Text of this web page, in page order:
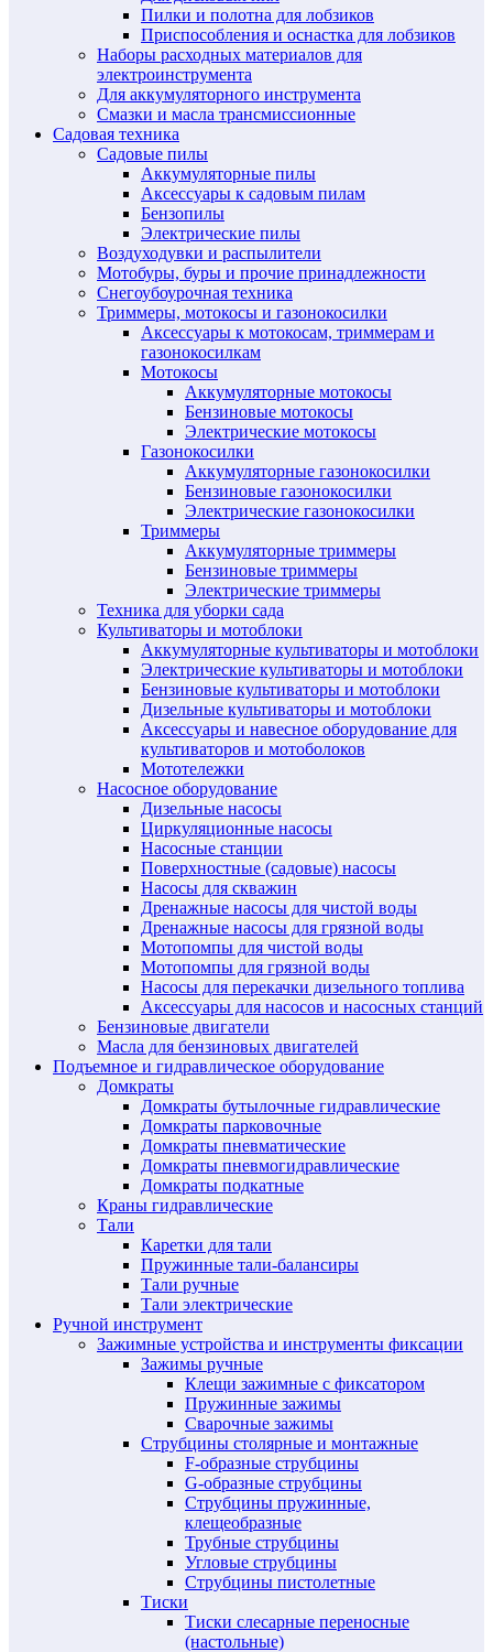
Пилки и полотна для лобзиков
Приспособления и оснастка для лобзиков
Наборы расходных материалов для
электроинструмента
Для аккумуляторного инструмента
Смазки и масла трансмиссионные
Садовая техника
Садовые пилы
Аккумуляторные пилы
Аксессуары к садовым пилам
Бензопилы
Электрические пилы
Воздуходувки и распылители
Мотобуры, буры и прочие принадлежности
Снегоубоурочная техника
Триммеры, мотокосы и газонокосилки
Аксессуары к мотокосам, триммерам и
газонокосилкам
Мотокосы
Аккумуляторные мотокосы
Бензиновые мотокосы
Электрические мотокосы
Газонокосилки
Аккумуляторные газонокосилки
Бензиновые газонокосилки
Электрические газонокосилки
Триммеры
Аккумуляторные триммеры
Бензиновые триммеры
Электрические триммеры
Техника для уборки сада
Культиваторы и мотоблоки
Аккумуляторные культиваторы и мотоблоки
Электрические культиваторы и мотоблоки
Бензиновые культиваторы и мотоблоки
Дизельные культиваторы и мотоблоки
Аксессуары и навесное оборудование для
культиваторов и мотоболоков
Мототележки
Насосное оборудование
Дизельные насосы
Циркуляционные насосы
Насосные станции
Поверхностные (садовые) насосы
Насосы для скважин
Дренажные насосы для чистой воды
Дренажные насосы для грязной воды
Мотопомпы для чистой воды
Мотопомпы для грязной воды
Насосы для перекачки дизельного топлива
Аксессуары для насосов и насосных станций
Бензиновые двигатели
Масла для бензиновых двигателей
Подъемное и гидравлическое оборудование
Домкраты
Домкраты бутылочные гидравлические
Домкраты парковочные
Домкраты пневматические
Домкраты пневмогидравлические
Домкраты подкатные
Краны гидравлические
Тали
Каретки для тали
Пружинные тали-балансиры
Тали ручные
Тали электрические
Ручной инструмент
Зажимные устройства и инструменты фиксации
Зажимы ручные
Клещи зажимные с фиксатором
Пружинные зажимы
Сварочные зажимы
Струбцины столярные и монтажные
F-образные струбцины
G-образные струбцины
Струбцины пружинные,
клещеобразные
Трубные струбцины
Угловые струбцины
Струбцины пистолетные
Тиски
Тиски слесарные переносные
(настольные)